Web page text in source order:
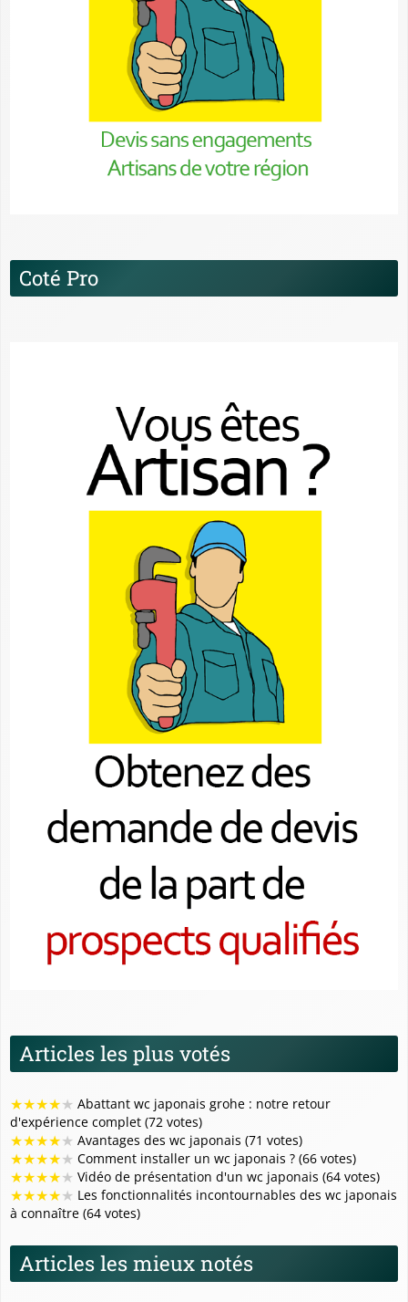
Coté Pro
Articles les plus votés
★★★★★ Abattant wc japonais grohe : notre retour
d'expérience complet (72 votes)
★★★★★ Avantages des wc japonais (71 votes)
★★★★★ Comment installer un wc japonais ? (66 votes)
★★★★★ Vidéo de présentation d'un wc japonais (64 votes)
★★★★★ Les fonctionnalités incontournables des wc japonais
à connaître (64 votes)
Articles les mieux notés